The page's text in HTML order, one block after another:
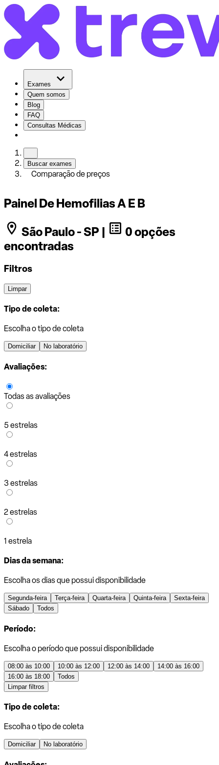
Exames
Quem somos
Blog
FAQ
Consultas Médicas
Buscar exames
Comparação de preços
Painel De Hemofilias A E B
São Paulo - SP |
0 opções
encontradas
Filtros
Limpar
Tipo de coleta:
Escolha o tipo de coleta
Domiciliar No laboratório
Avaliações:
Todas as avaliações
5 estrelas
4 estrelas
3 estrelas
2 estrelas
1 estrela
Dias da semana:
Escolha os dias que possui disponibilidade
Segunda-feira Terça-feira Quarta-feira Quinta-feira
Sexta-feira
Sábado
Todos
Período:
Escolha o período que possui disponibilidade
08:00 às 10:00 10:00 às 12:00 12:00 às 14:00
14:00 às 16:00
16:00 às 18:00
Todos
Limpar filtros
Tipo de coleta:
Escolha o tipo de coleta
Domiciliar No laboratório